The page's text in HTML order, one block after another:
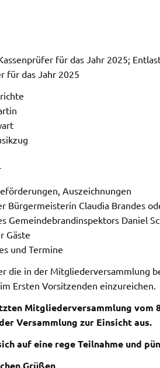
für das Jahr 2025;
für das Jahr 2025
Auszeichnungen
Claudia Brandes
Daniel
Gäste
und Termine
die in der Mitgliederversammlung
Ersten Vorsitzenden einzureichen.
Mitgliederversammlung vom
Versammlung zur Einsicht aus.
auf eine rege Teilnahme und
Grüßen